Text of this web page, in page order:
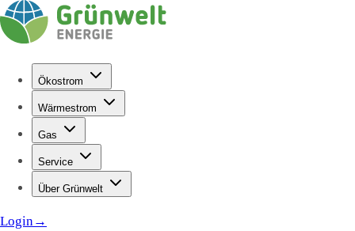
Ökostrom
Wärmestrom
Gas
Service
Über Grünwelt
Login→